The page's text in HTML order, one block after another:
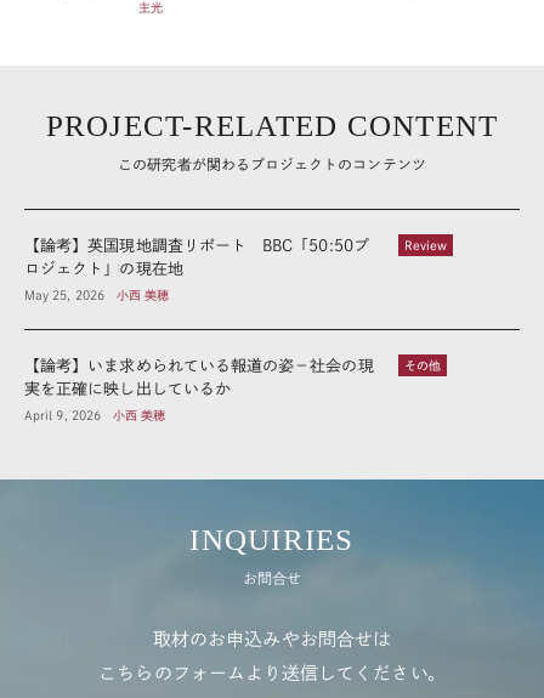
主光
PROJECT-RELATED CONTENT
この研究者が関わるプロジェクトのコンテンツ
Review
【論考】英国現地調査リポート BBC「50:50プ
ロジェクト」の現在地
May 25, 2026 小西 美穂
その他
【論考】いま求められている報道の姿－社会の現
実を正確に映し出しているか
April 9, 2026 小西 美穂
INQUIRIES
お問合せ
取材のお申込みやお問合せは
こちらのフォームより送信してください。